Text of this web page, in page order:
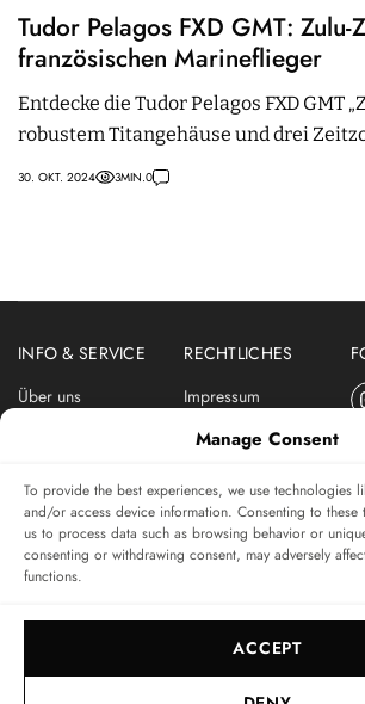
Manage Consent
To provide the best experiences, we use technologies
and/or access device information. Consenting to
us to process data such as browsing behavior or
consenting or withdrawing consent, may adversely
functions.
ACCEPT
Tudor Pelagos FXD GMT:
französischen Marineflieger
Entdecke die Tudor Pelagos FXD GMT
robustem Titangehäuse und drei
30. OKT. 2024 3MIN.0
INFO & SERVICE
Über uns
RECHTLICHES
Impressum
Datenschutzerklärung
ABONNIEREN SIE DEN SWISSWATCHES
Das unabhängige Magazin für Uhren-